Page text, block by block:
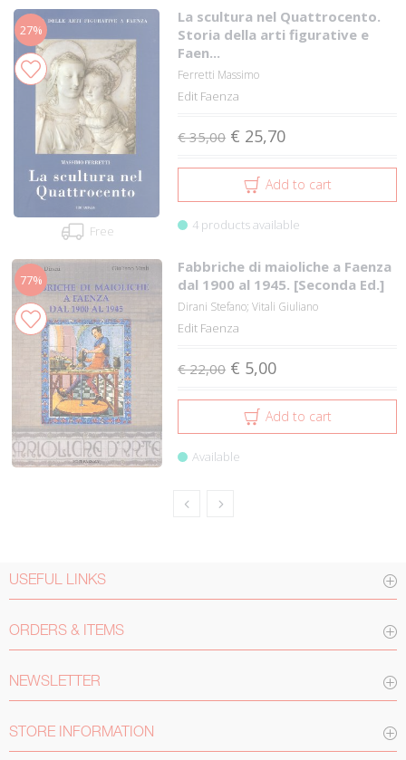
27%
Free
La scultura nel Quattrocento.
Storia della arti figurative e
Faen...
Ferretti Massimo
Edit Faenza
€ 35,00 € 25,70
Add to cart
4 products available
77%
Fabbriche di maioliche a Faenza
dal 1900 al 1945. [Seconda Ed.]
Dirani Stefano; Vitali Giuliano
Edit Faenza
€ 22,00 € 5,00
Add to cart
Available
USEFUL LINKS
ORDERS & ITEMS
NEWSLETTER
STORE INFORMATION